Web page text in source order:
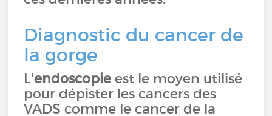
Diagnostic du cancer de
la gorge
L'endoscopie est le moyen utilisé
pour dépister les cancers des
VADS comme le cancer de la